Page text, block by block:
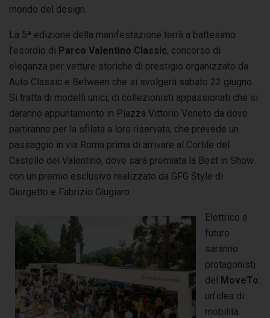
mondo del design.
La 5ª edizione della manifestazione terrà a battesimo
l’esordio di Parco Valentino Classic, concorso di
eleganza per vetture storiche di prestigio organizzato da
Auto Classic e Between che si svolgerà sabato 22 giugno.
Si tratta di modelli unici, di collezionisti appassionati che si
daranno appuntamento in Piazza Vittorio Veneto da dove
partiranno per la sfilata a loro riservata, che prevede un
passaggio in via Roma prima di arrivare al Cortile del
Castello del Valentino, dove sarà premiata la Best in Show
con un premio esclusivo realizzato da GFG Style di
Giorgetto e Fabrizio Giugiaro.
Elettrico e
futuro
saranno
protagonisti
del MoveTo:
un’idea di
mobilità